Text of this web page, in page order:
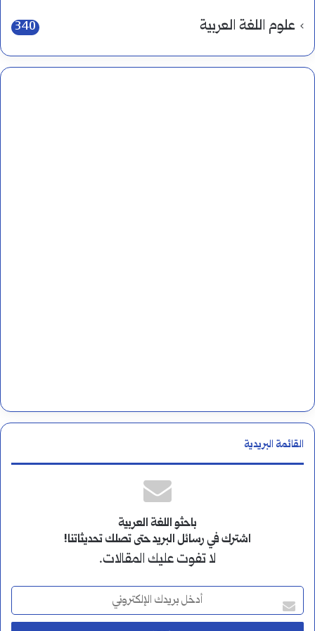
علوم اللغة العربية 340
القائمة البريدية
باحثو اللغة العربية
اشترك في رسائل البريد حتى تصلك تحديثاتنا!
لا تفوت عليك المقالات.